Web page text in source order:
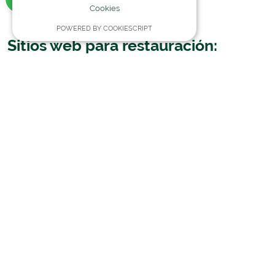
Sitios web para restauración:
Cookies
POWERED BY COOKIESCRIPT